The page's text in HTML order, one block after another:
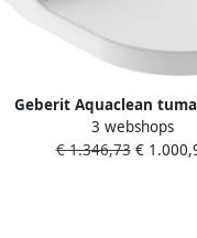
Geberit Aquaclean
Douche Wc Zitting
146.070.11.1
3 webshops
€ 1.346,73€